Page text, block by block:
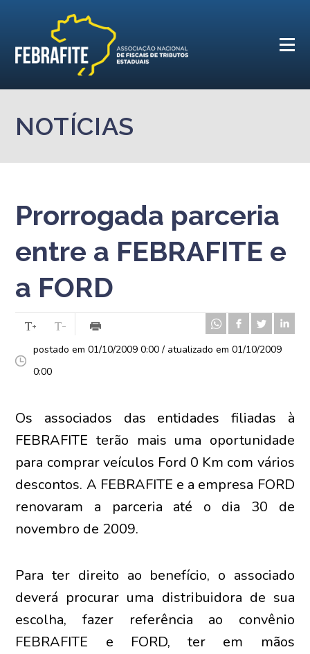
NOTÍCIAS
Prorrogada parceria
entre a FEBRAFITE e
a FORD
postado em 01/10/2009 0:00 / atualizado em 01/10/2009
0:00
Os associados das entidades filiadas à
FEBRAFITE terão mais uma oportunidade
para comprar veículos Ford 0 Km com vários
descontos. A FEBRAFITE e a empresa FORD
renovaram a parceria até o dia 30 de
novembro de 2009.
Para ter direito ao benefício, o associado
deverá procurar uma distribuidora de sua
escolha, fazer referência ao convênio
FEBRAFITE e FORD, ter em mãos